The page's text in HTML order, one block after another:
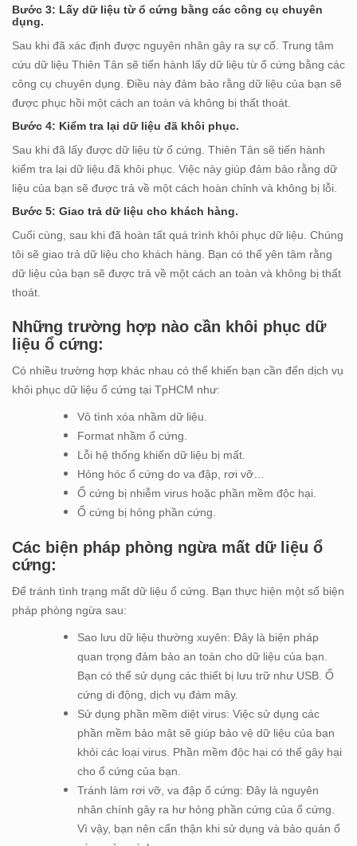
Bước 3: Lấy dữ liệu từ ổ cứng bằng các công cụ chuyên
dụng.
Sau khi đã xác định được nguyên nhân gây ra sự cố. Trung tâm
cứu dữ liệu Thiên Tân sẽ tiến hành lấy dữ liệu từ ổ cứng bằng các
công cụ chuyên dụng. Điều này đảm bảo rằng dữ liệu của bạn sẽ
được phục hồi một cách an toàn và không bị thất thoát.
Bước 4: Kiểm tra lại dữ liệu đã khôi phục.
Sau khi đã lấy được dữ liệu từ ổ cứng. Thiên Tân sẽ tiến hành
kiểm tra lại dữ liệu đã khôi phục. Việc này giúp đảm bảo rằng dữ
liệu của bạn sẽ được trả về một cách hoàn chỉnh và không bị lỗi.
Bước 5: Giao trả dữ liệu cho khách hàng.
Cuối cùng, sau khi đã hoàn tất quá trình khôi phục dữ liệu. Chúng
tôi sẽ giao trả dữ liệu cho khách hàng. Bạn có thể yên tâm rằng
dữ liệu của bạn sẽ được trả về một cách an toàn và không bị thất
thoát.
Những trường hợp nào cần khôi phục dữ
liệu ổ cứng:
Có nhiều trường hợp khác nhau có thể khiến bạn cần đến dịch vụ
khôi phục dữ liệu ổ cứng tại TpHCM như:
Vô tình xóa nhầm dữ liệu.
Format nhầm ổ cứng.
Lỗi hệ thống khiến dữ liệu bị mất.
Hỏng hóc ổ cứng do va đập, rơi vỡ…
Ổ cứng bị nhiễm virus hoặc phần mềm độc hại.
Ổ cứng bị hỏng phần cứng.
Các biện pháp phòng ngừa mất dữ liệu ổ
cứng:
Để tránh tình trạng mất dữ liệu ổ cứng. Bạn thực hiện một số biện
pháp phòng ngừa sau:
Sao lưu dữ liệu thường xuyên: Đây là biện pháp
quan trọng đảm bảo an toàn cho dữ liệu của bạn.
Bạn có thể sử dụng các thiết bị lưu trữ như USB. Ổ
cứng di động, dịch vụ đám mây.
Sử dụng phần mềm diệt virus: Việc sử dụng các
phần mềm bảo mật sẽ giúp bảo vệ dữ liệu của bạn
khỏi các loại virus. Phần mềm độc hại có thể gây hại
cho ổ cứng của bạn.
Tránh làm rơi vỡ, va đập ổ cứng: Đây là nguyên
nhân chính gây ra hư hỏng phần cứng của ổ cứng.
Vì vậy, bạn nên cẩn thận khi sử dụng và bảo quản ổ